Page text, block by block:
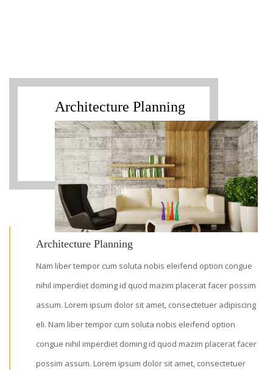
Architecture Planning
Architecture Planning
Nam liber tempor cum soluta nobis eleifend option congue
nihil imperdiet doming id quod mazim placerat facer possim
assum. Lorem ipsum dolor sit amet, consectetuer adipiscing
eli. Nam liber tempor cum soluta nobis eleifend option
congue nihil imperdiet doming id quod mazim placerat facer
possim assum. Lorem ipsum dolor sit amet, consectetuer